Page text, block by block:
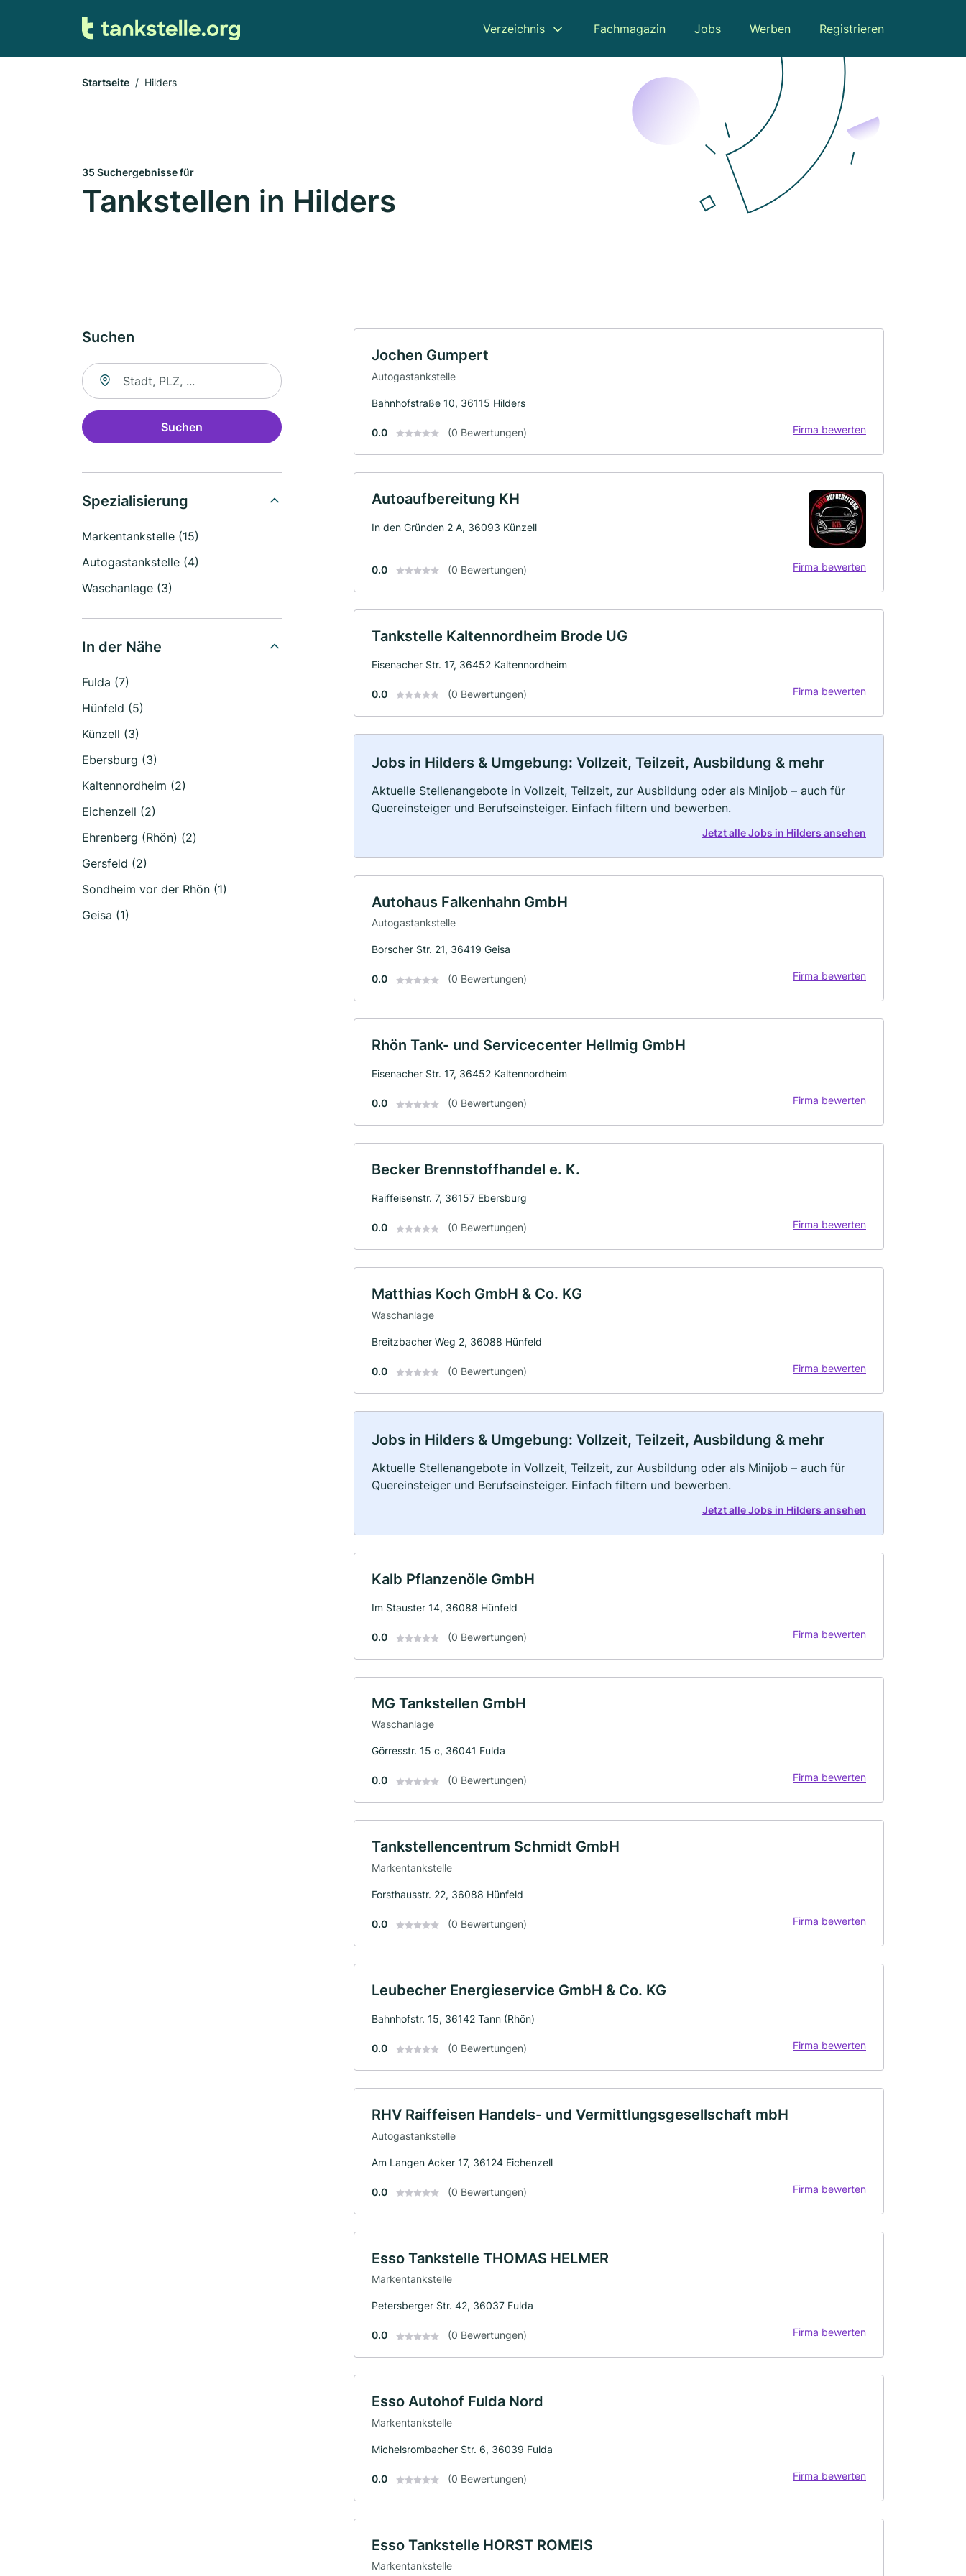
Verzeichnis Fachmagazin Jobs Werben Registrieren
Startseite Hilders
35 Suchergebnisse für
Tankstellen in Hilders
Suchen
Suche nach Ort
Suchen
Spezialisierung
Markentankstelle (15)
Autogastankstelle (4)
Waschanlage (3)
In der Nähe
Fulda (7)
Hünfeld (5)
Künzell (3)
Ebersburg (3)
Kaltennordheim (2)
Eichenzell (2)
Ehrenberg (Rhön) (2)
Gersfeld (2)
Sondheim vor der Rhön (1)
Geisa (1)
Jochen Gumpert
Autogastankstelle
Bahnhofstraße 10, 36115 Hilders
0.0 (0 Bewertungen) Firma bewerten
Autoaufbereitung KH
In den Gründen 2 A, 36093 Künzell
0.0 (0 Bewertungen) Firma bewerten
Tankstelle Kaltennordheim Brode UG
Eisenacher Str. 17, 36452 Kaltennordheim
0.0 (0 Bewertungen) Firma bewerten
Jobs in Hilders & Umgebung: Vollzeit, Teilzeit, Ausbildung & mehr
Aktuelle Stellenangebote in Vollzeit, Teilzeit, zur Ausbildung oder als Minijob – auch für
Quereinsteiger und Berufseinsteiger. Einfach filtern und bewerben.
Jetzt alle Jobs in Hilders ansehen
Autohaus Falkenhahn GmbH
Autogastankstelle
Borscher Str. 21, 36419 Geisa
0.0 (0 Bewertungen) Firma bewerten
Rhön Tank- und Servicecenter Hellmig GmbH
Eisenacher Str. 17, 36452 Kaltennordheim
0.0 (0 Bewertungen) Firma bewerten
Becker Brennstoffhandel e. K.
Raiffeisenstr. 7, 36157 Ebersburg
0.0 (0 Bewertungen) Firma bewerten
Matthias Koch GmbH & Co. KG
Waschanlage
Breitzbacher Weg 2, 36088 Hünfeld
0.0 (0 Bewertungen) Firma bewerten
Jobs in Hilders & Umgebung: Vollzeit, Teilzeit, Ausbildung & mehr
Aktuelle Stellenangebote in Vollzeit, Teilzeit, zur Ausbildung oder als Minijob – auch für
Quereinsteiger und Berufseinsteiger. Einfach filtern und bewerben.
Jetzt alle Jobs in Hilders ansehen
Kalb Pflanzenöle GmbH
Im Stauster 14, 36088 Hünfeld
0.0 (0 Bewertungen) Firma bewerten
MG Tankstellen GmbH
Waschanlage
Görresstr. 15 c, 36041 Fulda
0.0 (0 Bewertungen) Firma bewerten
Tankstellencentrum Schmidt GmbH
Markentankstelle
Forsthausstr. 22, 36088 Hünfeld
0.0 (0 Bewertungen) Firma bewerten
Leubecher Energieservice GmbH & Co. KG
Bahnhofstr. 15, 36142 Tann (Rhön)
0.0 (0 Bewertungen) Firma bewerten
RHV Raiffeisen Handels- und Vermittlungsgesellschaft mbH
Autogastankstelle
Am Langen Acker 17, 36124 Eichenzell
0.0 (0 Bewertungen) Firma bewerten
Esso Tankstelle THOMAS HELMER
Markentankstelle
Petersberger Str. 42, 36037 Fulda
0.0 (0 Bewertungen) Firma bewerten
Esso Autohof Fulda Nord
Markentankstelle
Michelsrombacher Str. 6, 36039 Fulda
0.0 (0 Bewertungen) Firma bewerten
Esso Tankstelle HORST ROMEIS
Markentankstelle